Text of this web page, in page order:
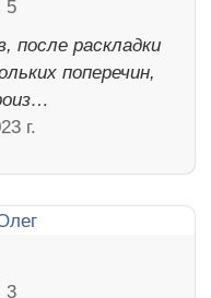
после раскладки
поперечин,
г.